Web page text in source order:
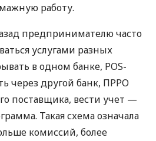
работу.
предпринимателю часто
услугами разных
в одном банке, POS-
через другой банк, ПРРО
поставщика, вести учет —
Такая схема означала
комиссий, более